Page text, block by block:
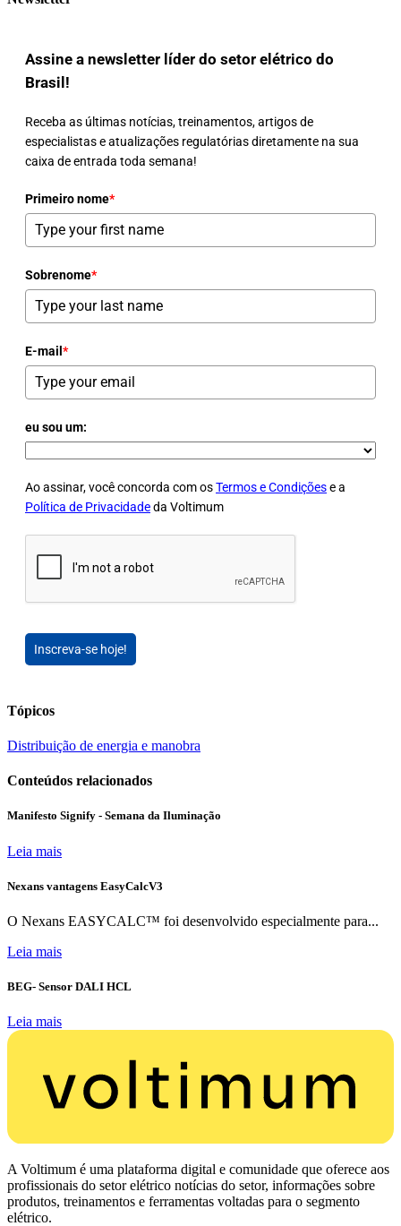
Assine a newsletter líder do setor elétrico do
Brasil!
Receba as últimas notícias, treinamentos, artigos de
especialistas e atualizações regulatórias diretamente na sua
caixa de entrada toda semana!
Primeiro nome*
Sobrenome*
E-mail *
eu sou um:
Ao assinar, você concorda com osTermos e Condiçõese a
Política de Privacidadeda Voltimum
Inscreva-se hoje!
Tópicos
Distribuição de energia e manobra
Conteúdos relacionados
Manifesto Signify - Semana da Iluminação
Leia mais
Nexans vantagens EasyCalcV3
O Nexans EASYCALC™ foi desenvolvido especialmente para...
Leia mais
BEG- Sensor DALI HCL
Leia mais
A Voltimum é uma plataforma digital e comunidade que oferece aos
profissionais do setor elétrico notícias do setor, informações sobre
produtos, treinamentos e ferramentas voltadas para o segmento
elétrico.